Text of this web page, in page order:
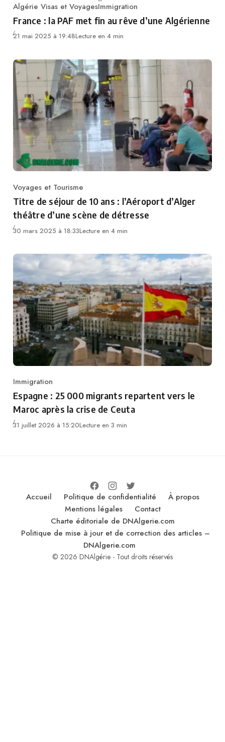
Category
Algérie Visas et VoyagesImmigration
France : la PAF met fin au rêve d’une Algérienne
21 mai 2025 à 19:48Lecture en 4 min
Category
Voyages et Tourisme
Titre de séjour de 10 ans : l’Aéroport d’Alger
théâtre d’une scène de détresse
30 mars 2025 à 18:33Lecture en 4 min
Category
Immigration
Espagne : 25 000 migrants repartent vers le
Maroc après la crise de Ceuta
31 juillet 2026 à 15:20Lecture en 3 min
Accueil Politique de confidentialité
À propos
Mentions légales
Contact
Charte éditoriale de DNAlgerie.com
Politique de mise à jour et de correction des articles –
DNAlgerie.com
© 2026 DNAlgérie - Tout droits réservés